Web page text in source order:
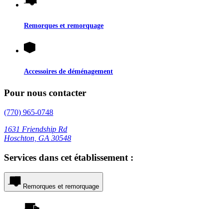
Remorques et remorquage
Accessoires de déménagement
Pour nous contacter
(770) 965-0748
1631 Friendship Rd
Hoschton, GA 30548
Services dans cet établissement :
Remorques et remorquage